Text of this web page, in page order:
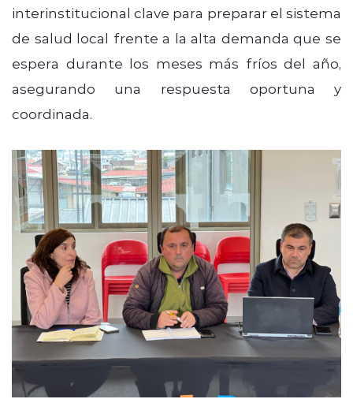
interinstitucional clave para preparar el sistema
de salud local frente a la alta demanda que se
espera durante los meses más fríos del año,
asegurando una respuesta oportuna y
coordinada.